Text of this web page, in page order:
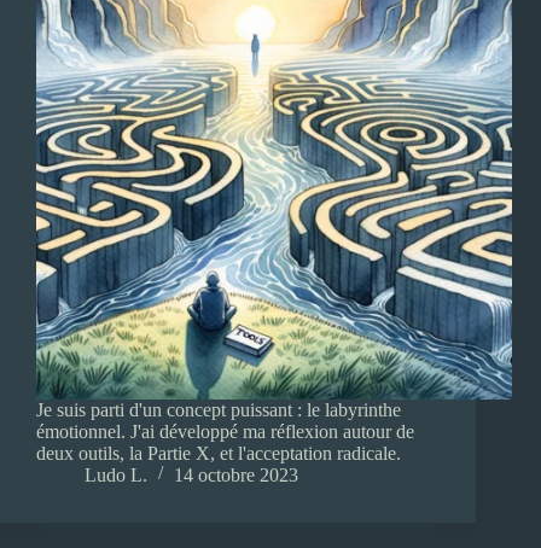
Je suis parti d'un concept puissant : le labyrinthe
émotionnel. J'ai développé ma réflexion autour de
deux outils, la Partie X, et l'acceptation radicale.
Ludo L.
14 octobre 2023